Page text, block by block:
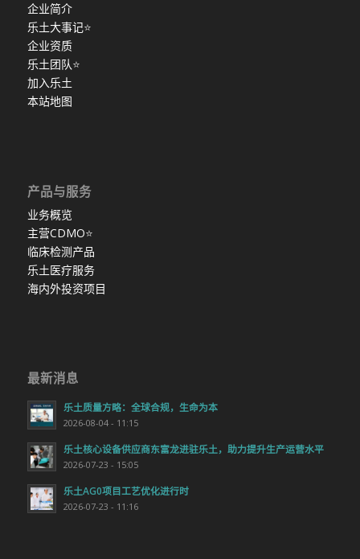
企业简介
乐土大事记⭐
企业资质
乐土团队⭐
加入乐土
本站地图
产品与服务
业务概览
主营CDMO⭐
临床检测产品
乐土医疗服务
海内外投资项目
最新消息
乐土质量方略：全球合规，生命为本
2026-08-04 - 11:15
乐土核心设备供应商东富龙进驻乐土，助力提升生产运营水平
2026-07-23 - 15:05
乐土AG0项目工艺优化进行时
2026-07-23 - 11:16